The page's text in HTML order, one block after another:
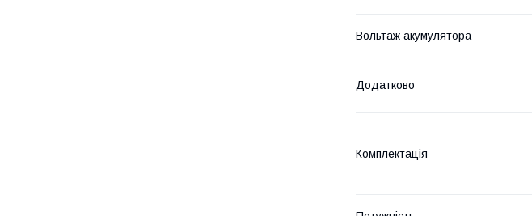
Вольтаж акумулятора
Додатково
Комплектація